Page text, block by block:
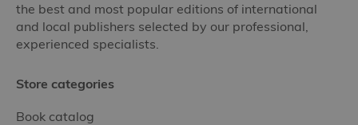
the best and most popular editions of international
and local publishers selected by our professional,
experienced specialists.
Store categories
Book catalog